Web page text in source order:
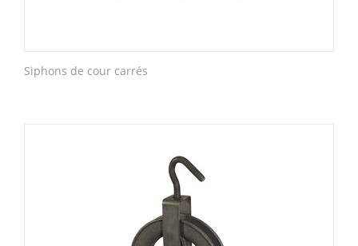
Siphons de cour carrés